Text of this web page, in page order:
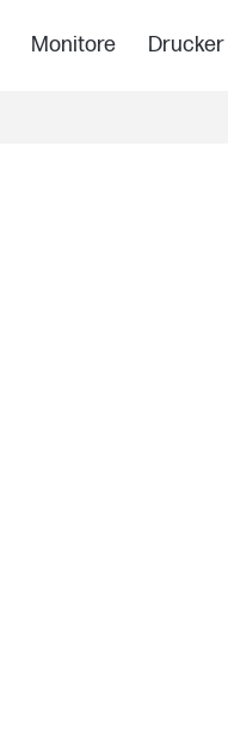
Monitore Drucker